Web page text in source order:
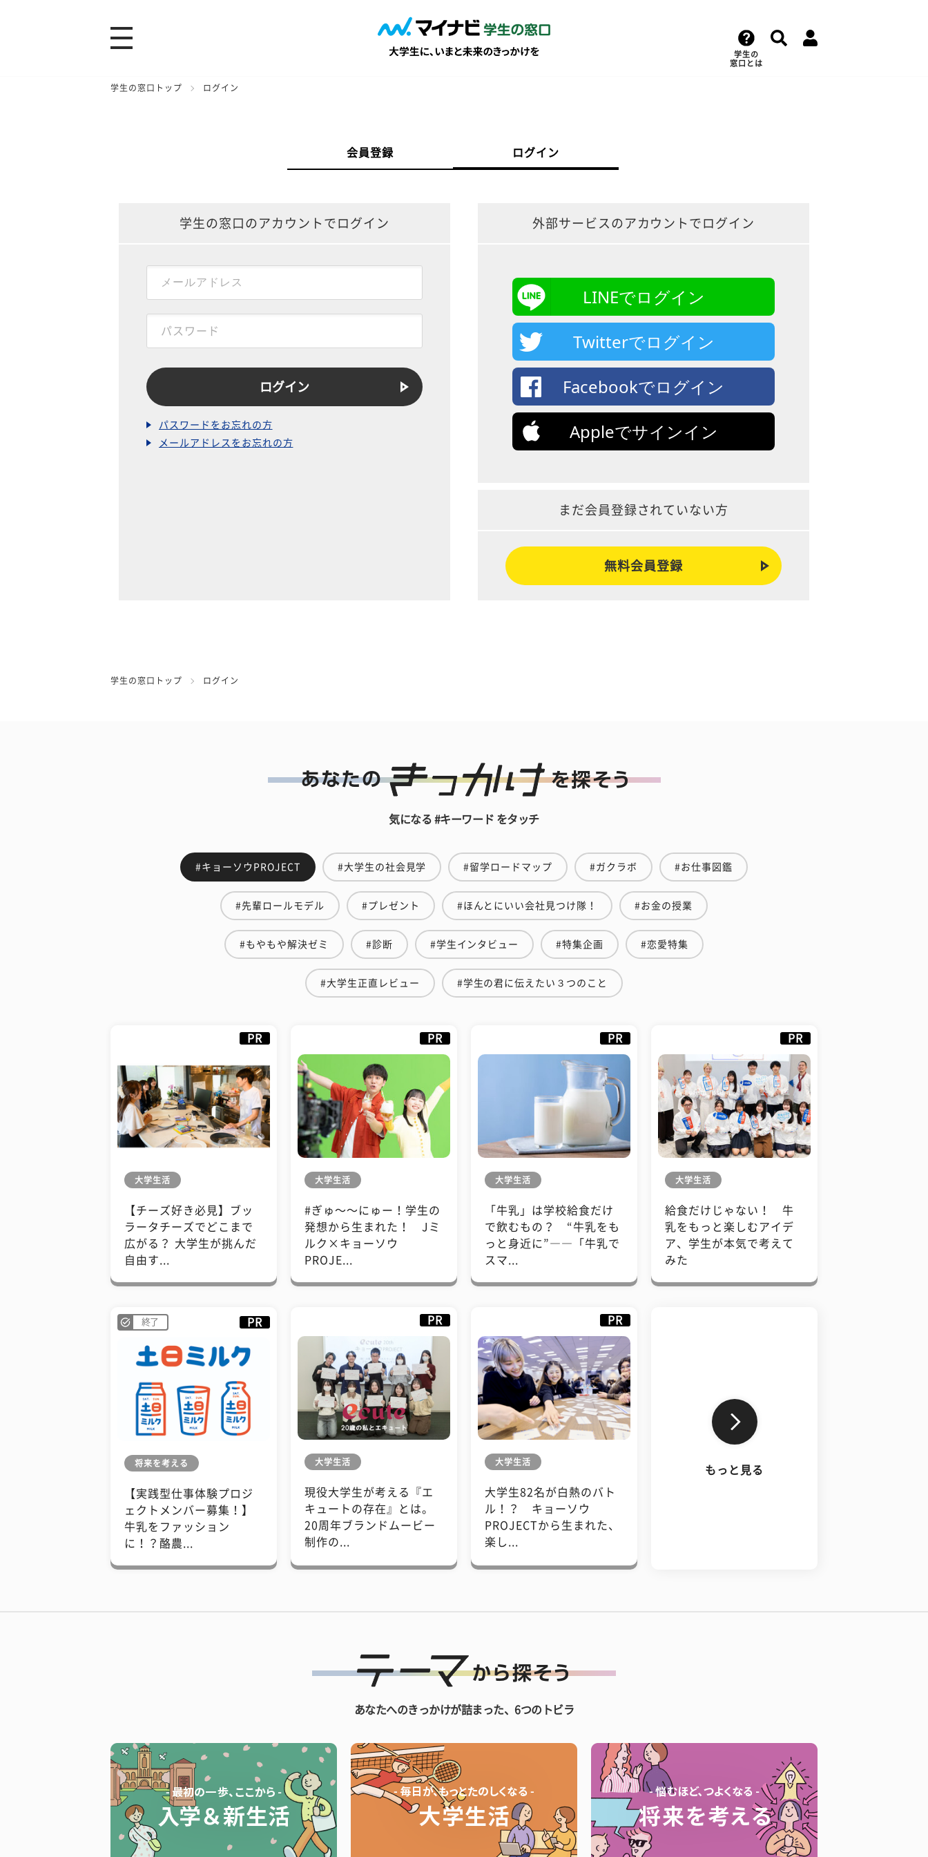
学生の
窓口とは
学生の窓口トップ ログイン
会員登録 ログイン
学生の窓口のアカウントでログイン
パスワードをお忘れの方
メールアドレスをお忘れの方
外部サービスのアカウントでログイン
LINEでログイン
Twitterでログイン
Facebookでログイン
Appleでサインイン
まだ会員登録されていない方
無料会員登録
学生の窓口トップ ログイン
気になる #キーワード をタッチ
#キョーソウPROJECT #大学生の社会見学 #留学ロードマップ #ガクラボ #お仕事図鑑
#先輩ロールモデル #プレゼント #ほんとにいい会社見つけ隊！ #お金の授業
#もやもや解決ゼミ #診断 #学生インタビュー #特集企画 #恋愛特集
#大学生正直レビュー #学生の君に伝えたい３つのこと
PR
大学生活
【チーズ好き必見】ブッ
ラータチーズでどこまで
広がる？ 大学生が挑んだ
自由す...
PR
大学生活
#ぎゅ〜〜にゅー！学生の
発想から生まれた！ Jミ
ルク×キョーソウ
PROJE...
PR
大学生活
「牛乳」は学校給食だけ
で飲むもの？ “牛乳をも
っと身近に”――「牛乳で
スマ...
PR
大学生活
給食だけじゃない！ 牛
乳をもっと楽しむアイデ
ア、学生が本気で考えて
みた
終了 PR
将来を考える
【実践型仕事体験プロジ
ェクトメンバー募集！】
牛乳をファッション
に！？酪農...
PR
大学生活
現役大学生が考える『エ
キュートの存在』とは。
20周年ブランドムービー
制作の...
PR
大学生活
大学生82名が白熱のバト
ル！？ キョーソウ
PROJECTから生まれた、
楽し...
もっと見る
あなたへのきっかけが詰まった、6つのトビラ